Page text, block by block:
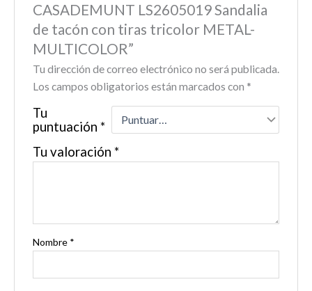
CASADEMUNT LS2605019 Sandalia
de tacón con tiras tricolor METAL-
MULTICOLOR”
Tu dirección de correo electrónico no será publicada.
Los campos obligatorios están marcados con *
Tu
puntuación *
Tu valoración *
Nombre *